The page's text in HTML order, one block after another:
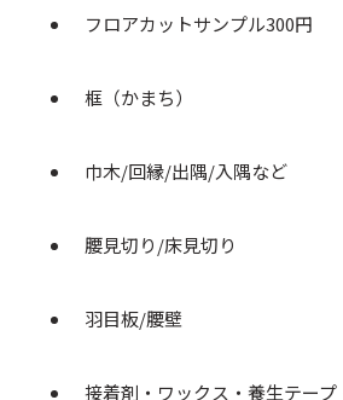
フロアカットサンプル300円
框（かまち）
巾木/回縁/出隅/入隅など
腰見切り/床見切り
羽目板/腰壁
接着剤・ワックス・養生テープ